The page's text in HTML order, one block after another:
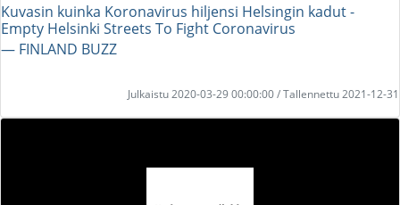
Kuvasin kuinka Koronavirus hiljensi Helsingin kadut -
Empty Helsinki Streets To Fight Coronavirus
― FINLAND BUZZ
Julkaistu 2020-03-29 00:00:00 / Tallennettu 2021-12-31